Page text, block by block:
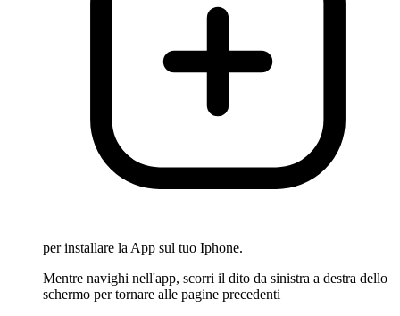
per installare la App sul tuo Iphone.
Mentre navighi nell'app, scorri il dito da sinistra a destra dello
schermo per tornare alle pagine precedenti